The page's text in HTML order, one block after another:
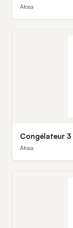
Atosa
Congélateur 3
Atosa